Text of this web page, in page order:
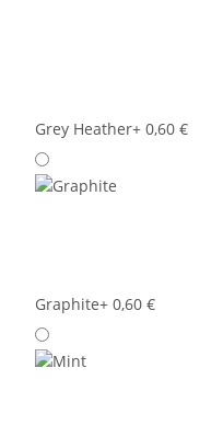
Grey Heather+ 0,60 €
Graphite+ 0,60 €